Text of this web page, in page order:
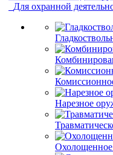
Для охранной
Нарезное